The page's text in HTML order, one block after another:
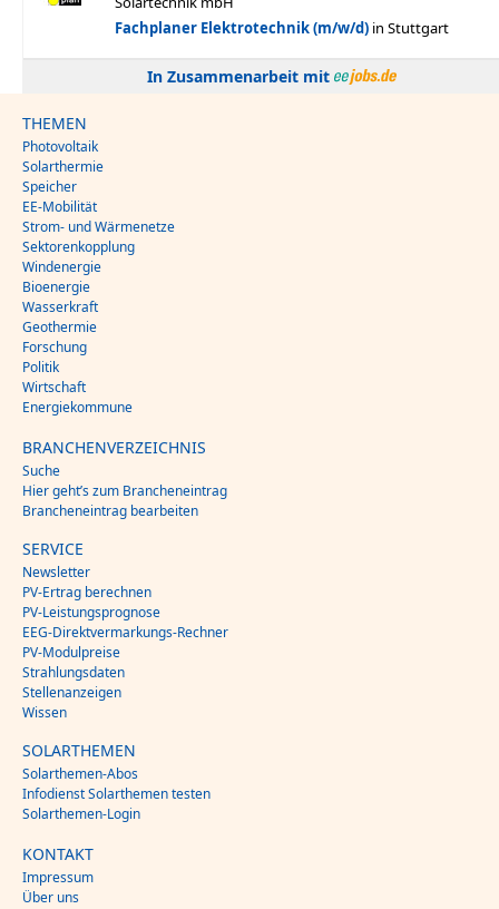
In Zusammenarbeit mit
THEMEN
Photovoltaik
Solarthermie
Speicher
EE-Mobilität
Strom- und Wärmenetze
Sektorenkopplung
Windenergie
Bioenergie
Wasserkraft
Geothermie
Forschung
Politik
Wirtschaft
Energiekommune
BRANCHENVERZEICHNIS
Suche
Hier geht’s zum Brancheneintrag
Brancheneintrag bearbeiten
SERVICE
Newsletter
PV-Ertrag berechnen
PV-Leistungsprognose
EEG-Direktvermarkungs-Rechner
PV-Modulpreise
Strahlungsdaten
Stellenanzeigen
Wissen
SOLARTHEMEN
Solarthemen-Abos
Infodienst Solarthemen testen
Solarthemen-Login
KONTAKT
Impressum
Über uns